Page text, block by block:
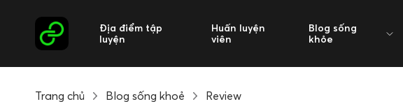
Địa điểm tập
luyện
Huấn luyện
viên
Blog sống
khỏe
Trang chủ Blog sống khoẻ Review